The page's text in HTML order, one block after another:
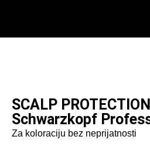
SCALP
Schwarzkopf
Za koloraciju bez neprijatnosti